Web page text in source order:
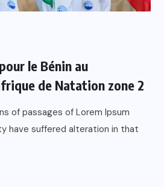
le Bénin au
de Natation zone 2
of passages of Lorem Ipsum
have suffered alteration in that